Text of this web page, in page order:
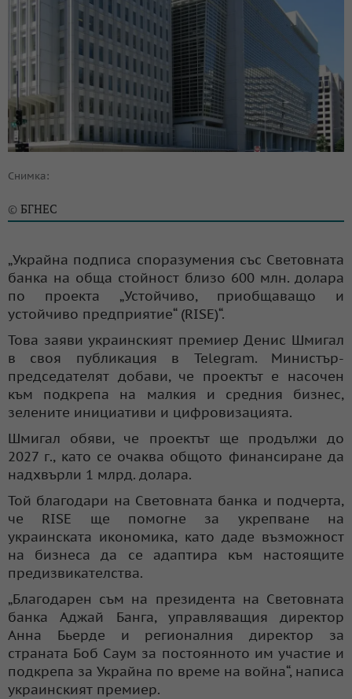
Снимка:
© БГНЕС
„Украйна подписа споразумения със Световната
банка на обща стойност близо 600 млн. долара
по проекта „Устойчиво, приобщаващо и
устойчиво предприятие“ (RISE)“.
Това заяви украинският премиер Денис Шмигал
в своя публикация в Telegram. Министър-
председателят добави, че проектът е насочен
към подкрепа на малкия и средния бизнес,
зелените инициативи и цифровизацията.
Шмигал обяви, че проектът ще продължи до
2027 г., като се очаква общото финансиране да
надхвърли 1 млрд. долара.
Той благодари на Световната банка и подчерта,
че RISE ще помогне за укрепване на
украинската икономика, като даде възможност
на бизнеса да се адаптира към настоящите
предизвикателства.
„Благодарен съм на президента на Световната
банка Аджай Банга, управляващия директор
Анна Бьерде и регионалния директор за
страната Боб Саум за постоянното им участие и
подкрепа за Украйна по време на война“, написа
украинският премиер.